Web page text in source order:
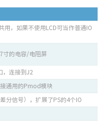
用，如果不使用LCD可当作普通IO
寸的电容/电阻屏
，连接到J2
通用的Pmod模块
分信号），扩展了PS的4个IO